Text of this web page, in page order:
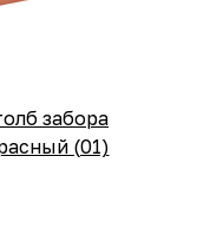
забора
(01)